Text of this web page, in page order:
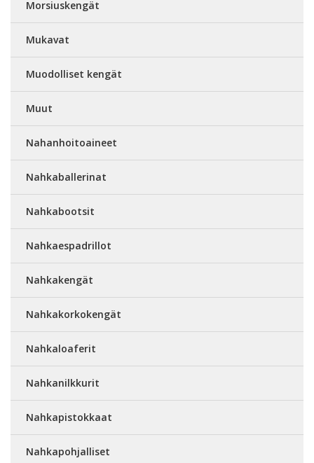
Morsiuskengät
Mukavat
Muodolliset kengät
Muut
Nahanhoitoaineet
Nahkaballerinat
Nahkabootsit
Nahkaespadrillot
Nahkakengät
Nahkakorkokengät
Nahkaloaferit
Nahkanilkkurit
Nahkapistokkaat
Nahkapohjalliset